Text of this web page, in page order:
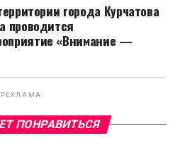
города Курчатова
проводится
«Внимание —
РЕКЛАМА
ПОНРАВИТЬСЯ